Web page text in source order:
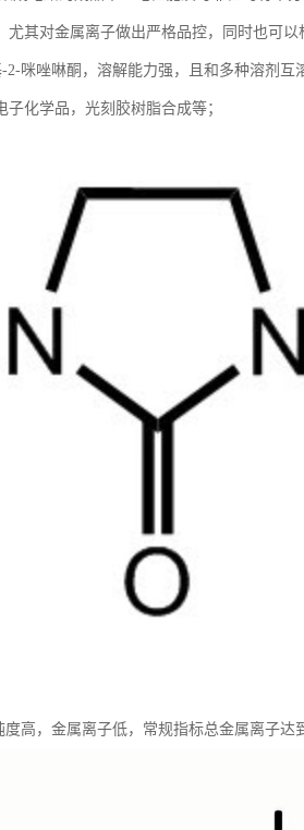
其对金属离子做出严格品控，同时也可以
咪唑啉酮，溶解能力强，且和多种溶剂互
化学品，光刻胶树脂合成等；
高，金属离子低，常规指标总金属离子达